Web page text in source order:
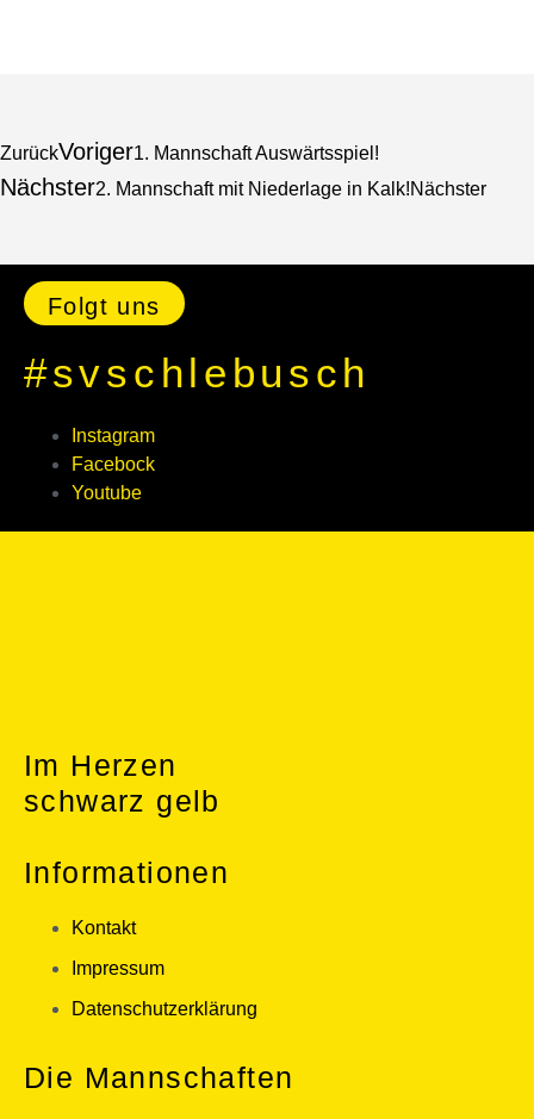
ZurückVoriger1. Mannschaft Auswärtsspiel!
Nächster2. Mannschaft mit Niederlage in Kalk!Nächster
Folgt uns
#svschlebusch
Instagram
Facebock
Youtube
Im Herzen
schwarz gelb
Informationen
Kontakt
Impressum
Datenschutzerklärung
Die Mannschaften